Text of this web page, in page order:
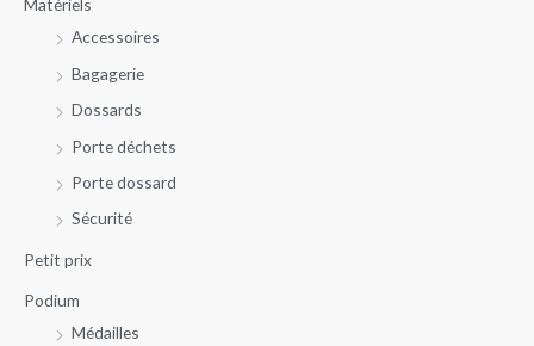
p
Matériels
Accessoires
Bagagerie
Dossards
Porte déchets
Porte dossard
Sécurité
Petit prix
Podium
Médailles